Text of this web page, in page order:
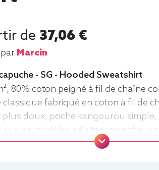
de 37,06 €
Marcin
- SG - Hooded Sweatshirt
80% coton peigné à fil de chaîne
classique fabriqué en coton à fil de
plus doux, poche kangourou
sur les modèles adultes. manche